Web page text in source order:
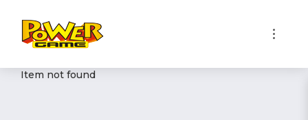
Item not found